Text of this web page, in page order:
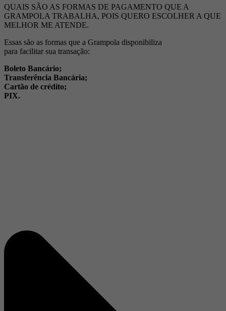
QUAIS SÃO AS FORMAS DE PAGAMENTO QUE A
GRAMPOLA TRABALHA, POIS QUERO ESCOLHER A QUE
MELHOR ME ATENDE.
Essas são as formas que a Grampola disponibiliza
para facilitar sua transação:
Boleto Bancário;
Transferência Bancária;
Cartão de crédito;
PIX.